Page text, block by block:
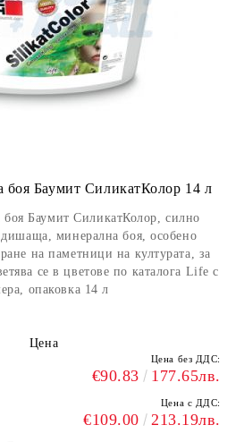
боя Баумит СиликатКолор 14 л
боя Баумит СиликатКолор, силно
минерална боя, особено
на паметници на културата, за
се в цветове по каталога Life с
опаковка 14 л
Цена
Цена без ДДС:
€90.83 177.65лв.
Цена с ДДС:
€109.00 213.19лв.